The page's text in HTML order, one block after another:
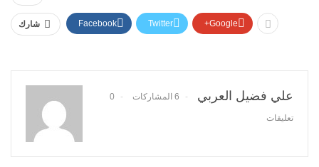
شارك Facebook Twitter Google+
علي فضيل العربي 6 المشاركات 0
تعليقات